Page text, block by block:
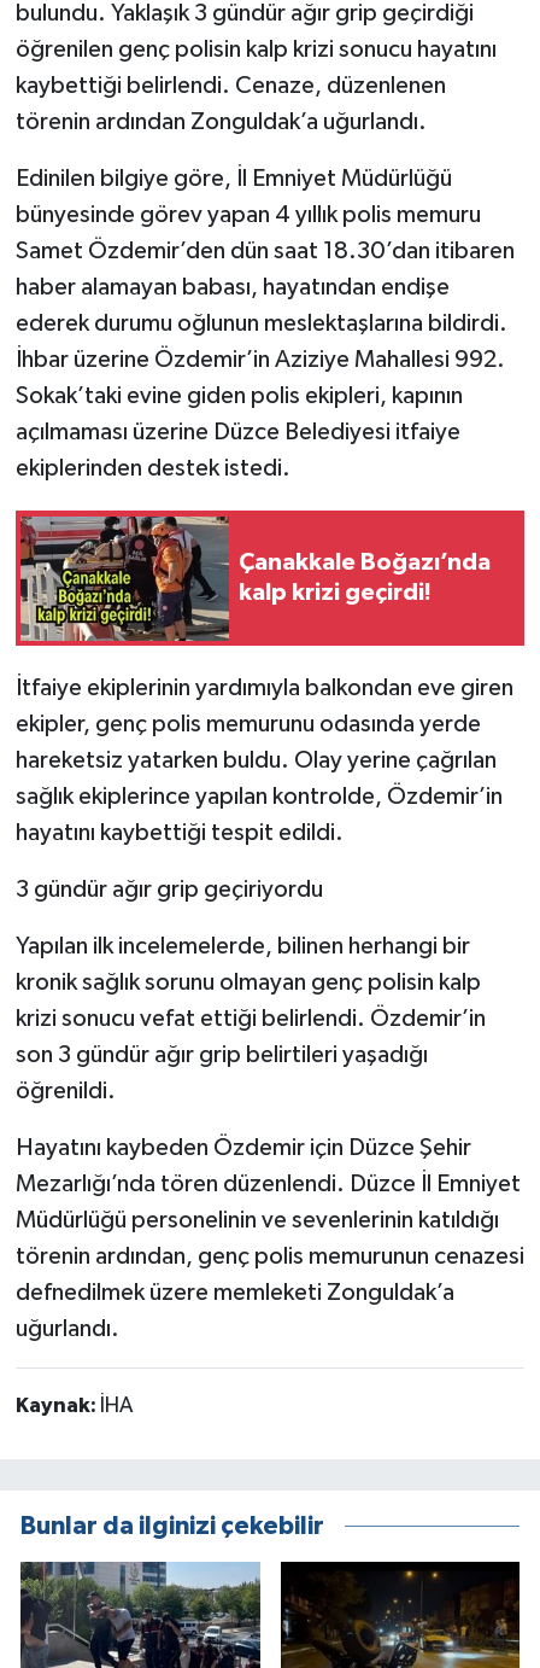
bulundu. Yaklaşık 3 gündür ağır grip geçirdiği
öğrenilen genç polisin kalp krizi sonucu hayatını
kaybettiği belirlendi. Cenaze, düzenlenen
törenin ardından Zonguldak’a uğurlandı.
Edinilen bilgiye göre, İl Emniyet Müdürlüğü
bünyesinde görev yapan 4 yıllık polis memuru
Samet Özdemir’den dün saat 18.30’dan itibaren
haber alamayan babası, hayatından endişe
ederek durumu oğlunun meslektaşlarına bildirdi.
İhbar üzerine Özdemir’in Aziziye Mahallesi 992.
Sokak’taki evine giden polis ekipleri, kapının
açılmaması üzerine Düzce Belediyesi itfaiye
ekiplerinden destek istedi.
Çanakkale Boğazı’nda
kalp krizi geçirdi!
İtfaiye ekiplerinin yardımıyla balkondan eve giren
ekipler, genç polis memurunu odasında yerde
hareketsiz yatarken buldu. Olay yerine çağrılan
sağlık ekiplerince yapılan kontrolde, Özdemir’in
hayatını kaybettiği tespit edildi.
3 gündür ağır grip geçiriyordu
Yapılan ilk incelemelerde, bilinen herhangi bir
kronik sağlık sorunu olmayan genç polisin kalp
krizi sonucu vefat ettiği belirlendi. Özdemir’in
son 3 gündür ağır grip belirtileri yaşadığı
öğrenildi.
Hayatını kaybeden Özdemir için Düzce Şehir
Mezarlığı’nda tören düzenlendi. Düzce İl Emniyet
Müdürlüğü personelinin ve sevenlerinin katıldığı
törenin ardından, genç polis memurunun cenazesi
defnedilmek üzere memleketi Zonguldak’a
uğurlandı.
Kaynak: İHA
Bunlar da ilginizi çekebilir